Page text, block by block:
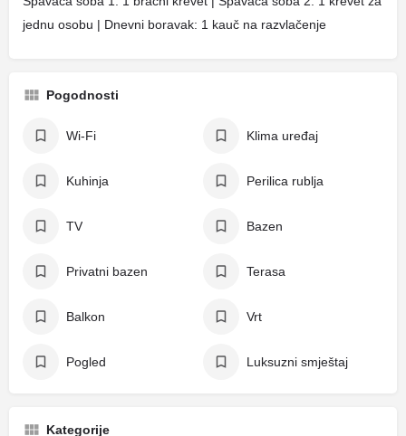
jednu osobu | Dnevni boravak: 1 kauč na razvlačenje
Pogodnosti
Wi-Fi Klima uređaj
Kuhinja Perilica rublja
TV Bazen
Privatni bazen Terasa
Balkon Vrt
Pogled Luksuzni smještaj
Kategorije